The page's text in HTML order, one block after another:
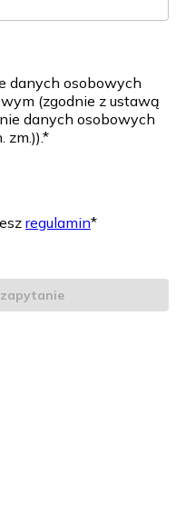
danych osobowych
(zgodnie z ustawą
danych osobowych
zm.)).*
regulamin*